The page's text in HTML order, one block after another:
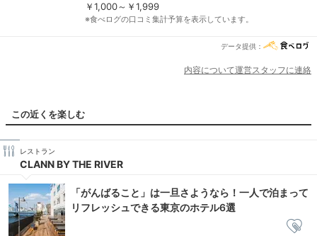
￥1,000～￥1,999
※食べログの口コミ集計予算を表示しています。
データ提供：
内容について運営スタッフに連絡
この近くを楽しむ
レストラン
CLANN BY THE RIVER
「がんばること」は一旦さようなら！一人で泊まって
リフレッシュできる東京のホテル6選